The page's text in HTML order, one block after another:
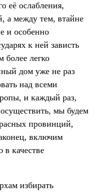
её ослабления,
а между тем, втайне
и особенно
к ней зависть
более легко
дом уже не раз
над всеми
и каждый раз,
осуществить, мы будем
провинций,
включим
качестве
избирать